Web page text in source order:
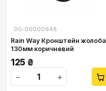
00-00000948
Rain Way Кронштейн жолоба
130мм коричневий
125 ₴
−
+